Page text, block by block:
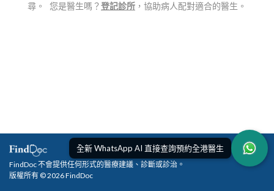
尋。 您是醫生嗎？登記診所 ，協助病人配對適合的醫生。
全新 WhatsApp AI 直接查詢預約全港醫生
FindDoc 不會提供任何形式的醫療建議、診斷或診治。
版權所有 © 2026 FindDoc